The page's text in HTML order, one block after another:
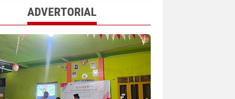
ADVERTORIAL